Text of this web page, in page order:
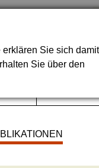
Sie sich damit
Sie über den